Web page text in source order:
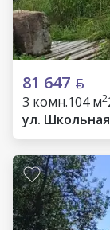
81 647
3 комн.104 м2
ул.